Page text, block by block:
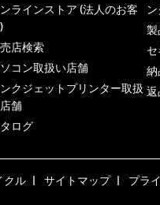
ラインストア (法人のお客
店検索
コン取扱い店舗
クジェットプリンター取扱
舗
ログ
製
納
返
クル サイトマップ プラ